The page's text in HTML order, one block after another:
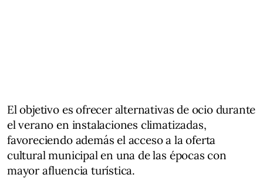
El objetivo es ofrecer alternativas de ocio durante
el verano en instalaciones climatizadas,
favoreciendo además el acceso a la oferta
cultural municipal en una de las épocas con
mayor afluencia turística.